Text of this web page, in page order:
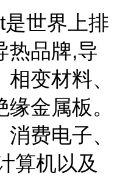
世界上排
热品牌,导
变材料、
金属板。
费电子、
算机以及